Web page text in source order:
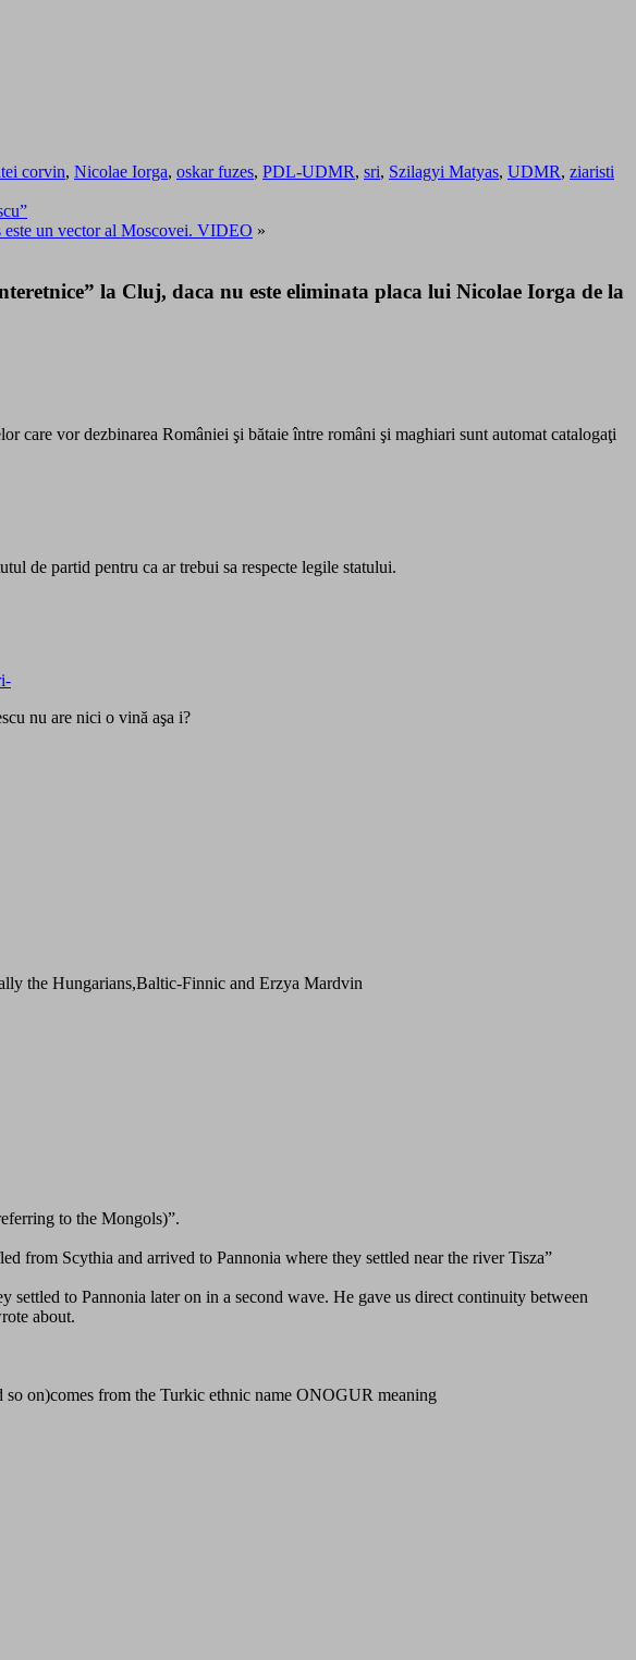
corvin, Nicolae Iorga, oskar fuzes, PDL-UDMR, sri, Szilagyi Matyas, UDMR, ziaristi
este un vector al Moscovei. VIDEO »
la Cluj, daca nu este eliminata placa lui Nicolae Iorga de la
care vor dezbinarea României şi bătaie între români şi maghiari sunt automat catalogaţi
de partid pentru ca ar trebui sa respecte legile statului.
nu are nici o vină aşa i?
the Hungarians,Baltic-Finnic and Erzya Mardvin
to the Mongols)”.
from Scythia and arrived to Pannonia where they settled near the river Tisza”
to Pannonia later on in a second wave. He gave us direct continuity between
about.
on)comes from the Turkic ethnic name ONOGUR meaning